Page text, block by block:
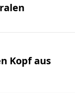
Kopf aus